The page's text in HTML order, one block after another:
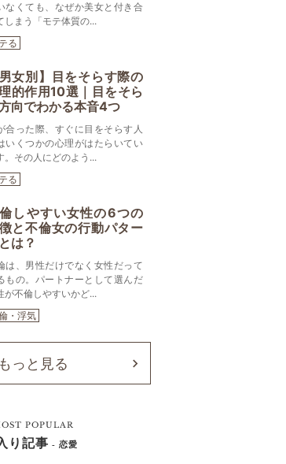
なくても、なぜか美女と付き合
しまう「モテ体質の...
る
男女別】目をそらす際の
的作用10選｜目をそら
向でわかる本音4つ
合った際、すぐに目をそらす人
いくつかの心理がはたらいてい
。その人にどのよう...
る
しやすい女性の6つの
と不倫女の行動パター
は？
は、男性だけでなく女性だって
もの。パートナーとして選んだ
が不倫しやすいかど...
・浮気
もっと見る
POPULAR
り記事 - 恋愛